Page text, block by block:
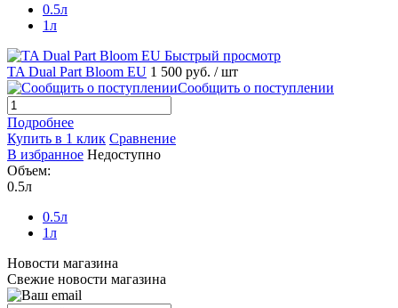
0.5л
1л
Быстрый просмотр
TA Dual Part Bloom EU 1 500 руб. / шт
Сообщить о поступлении
Подробнее
Купить в 1 клик Сравнение
В избранное Недоступно
Объем:
0.5л
0.5л
1л
Новости магазина
Свежие новости магазина